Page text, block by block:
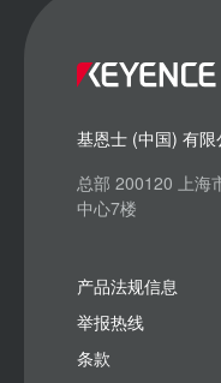
基恩士 (中国) 有限
总部 200120 上海
中心7楼
产品法规信息
举报热线
条款